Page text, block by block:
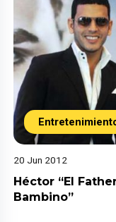
20 Jun 2012
Héctor “El
Bambino”